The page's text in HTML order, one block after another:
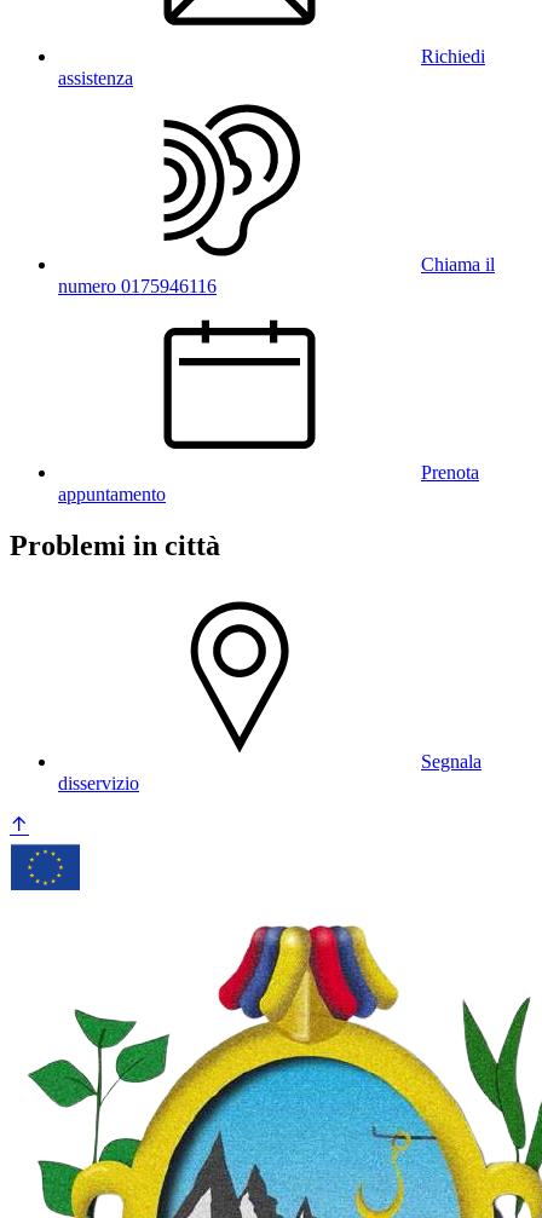
Richiedi
assistenza
Chiama il
numero 0175946116
Prenota
appuntamento
Problemi in città
Segnala
disservizio